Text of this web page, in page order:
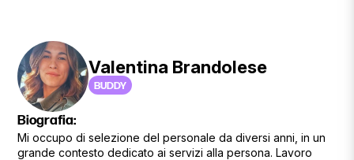
Valentina Brandolese
BUDDY
Biografia:
Mi occupo di selezione del personale da diversi anni, in un
grande contesto dedicato ai servizi alla persona. Lavoro